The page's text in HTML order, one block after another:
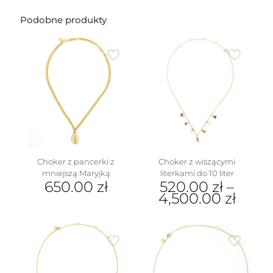
Podobne produkty
Choker z pancerki z
mniejszą Maryjką
650.00 zł
Choker z wiszącymi
literkami do 10 liter
520.00 zł –
4,500.00 zł
produkt